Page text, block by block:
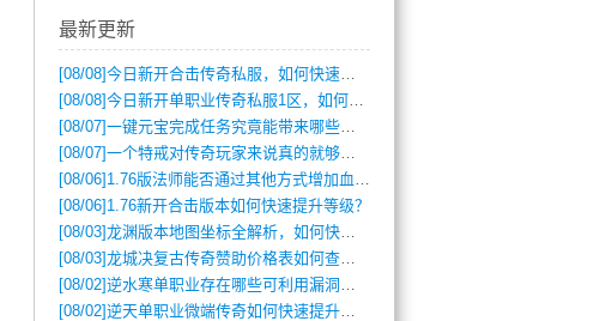
最新更新
[08/08]今日新开合击传奇私服，如何快速提升角色战力？
[08/08]今日新开单职业传奇私服1区，如何快速升级与获取顶级装备？
[08/07]一键元宝完成任务究竟能带来哪些超值优势？
[08/07]一个特戒对传奇玩家来说真的就够用了吗？
[08/06] 1.76版法师能否通过其他方式增加血量？
[08/06] 1.76新开合击版本如何快速提升等级？
[08/03]龙渊版本地图坐标全解析，如何快速定位BOSS位置？
[08/03]龙城决复古传奇赞助价格表如何查询？
[08/02]逆水寒单职业存在哪些可利用漏洞？如何快速提升战力？
[08/02]逆天单职业微端传奇如何快速提升战力？新手必看攻略